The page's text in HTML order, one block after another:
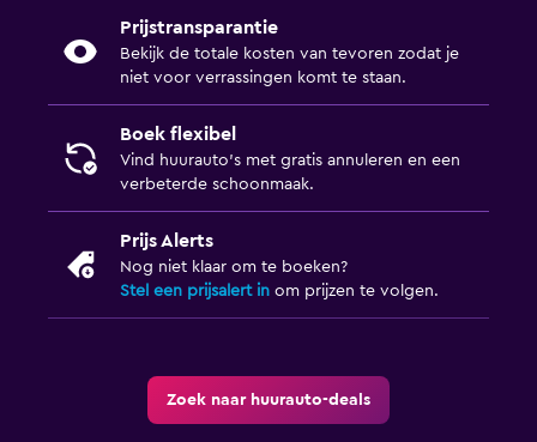
Prijstransparantie
Bekijk de totale kosten van tevoren zodat je
niet voor verrassingen komt te staan.
Boek flexibel
Vind huurauto's met gratis annuleren en een
verbeterde schoonmaak.
Prijs Alerts
Nog niet klaar om te boeken?
Stel een prijsalert in om prijzen te volgen.
Zoek naar huurauto-deals